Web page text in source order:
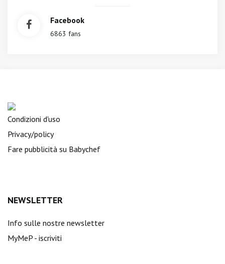
Facebook
6863 fans
Condizioni d'uso
Privacy/policy
Fare pubblicità su Babychef
NEWSLETTER
Info sulle nostre newsletter
MyMeP - iscriviti